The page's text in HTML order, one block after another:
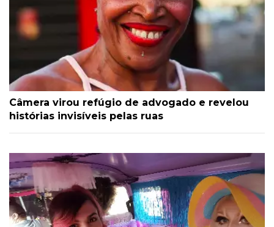
Câmera virou refúgio de advogado e revelou
histórias invisíveis pelas ruas